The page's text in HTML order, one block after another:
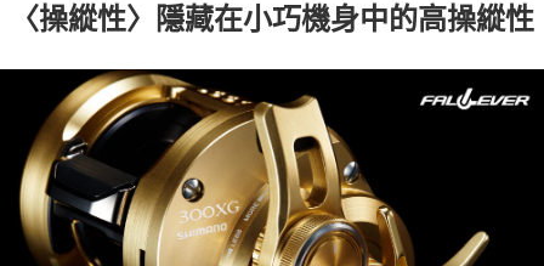
〈操縱性〉隱藏在小巧機身中的高操縱性